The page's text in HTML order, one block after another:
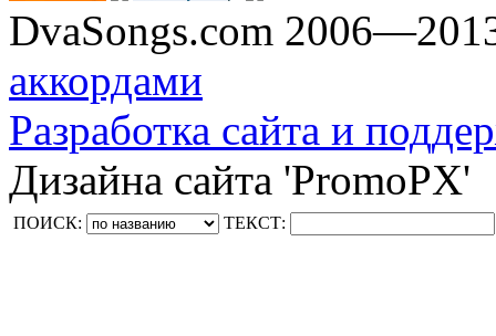
DvaSongs.com
аккордами
Разработка сайта и
Дизайна сайта 'PromoPX'
ПОИСК: ТЕКСТ: